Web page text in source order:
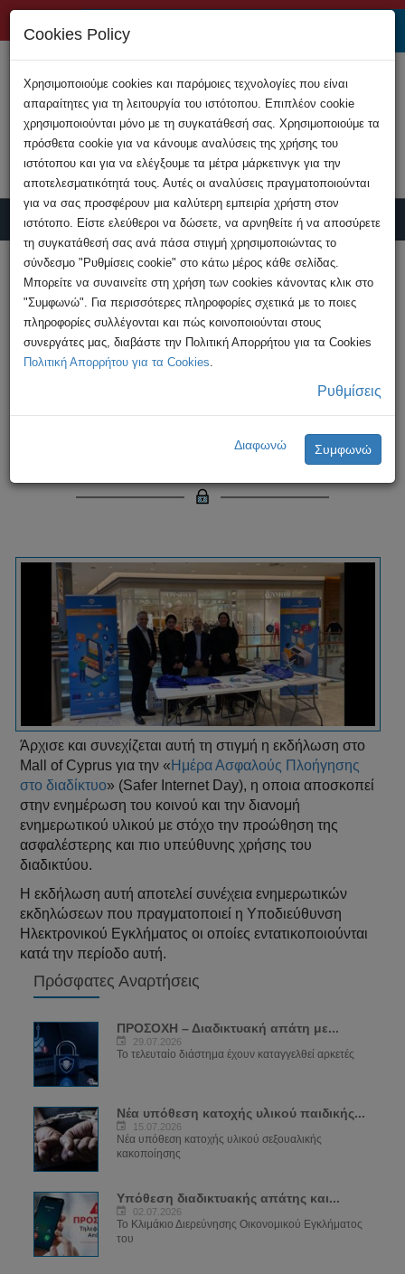
Υποβολή Καταγγελίας
HOME
Ανακοινώσεις
Ημέρα Ασφαλούς Πλοήγησης στο διαδίκτυο
2023
Ημέρα Ασφαλούς Πλοήγησης στο
διαδίκτυο 2023
Άρχισε και συνεχίζεται αυτή τη στιγμή η εκδήλωση στο
Mall of Cyprus για την « Ημέρα Ασφαλούς Πλοήγησης
στο διαδίκτυο» (Safer Internet Day), η οποια αποσκοπεί
στην ενημέρωση του κοινού και την διανομή
ενημερωτικού υλικού με στόχο την προώθηση της
ασφαλέστερης και πιο υπεύθυνης χρήσης του
διαδικτύου.
Η εκδήλωση αυτή αποτελεί συνέχεια ενημερωτικών
εκδηλώσεων που πραγματοποιεί η Υποδιεύθυνση
Ηλεκτρονικού Εγκλήματος οι οποίες εντατικοποιούνται
κατά την περίοδο αυτή.
Πρόσφατες Αναρτήσεις
ΠΡΟΣΟΧΗ – Διαδικτυακή απάτη με...
29.07.2026
Το τελευταίο διάστημα έχουν καταγγελθεί αρκετές
Νέα υπόθεση κατοχής υλικού παιδικής...
15.07.2026
Νέα υπόθεση κατοχής υλικού σεξουαλικής
κακοποίησης
Υπόθεση διαδικτυακής απάτης και...
02.07.2026
Το Κλιμάκιο Διερεύνησης Οικονομικού Εγκλήματος
του
Cookies Policy
Χρησιμοποιούμε cookies και παρόμοιες τεχνολογίες που είναι
απαραίτητες για τη λειτουργία του ιστότοπου. Επιπλέον cookie
χρησιμοποιούνται μόνο με τη συγκατάθεσή σας. Χρησιμοποιούμε τα
πρόσθετα cookie για να κάνουμε αναλύσεις της χρήσης του
ιστότοπου και για να ελέγξουμε τα μέτρα μάρκετινγκ για την
αποτελεσματικότητά τους. Αυτές οι αναλύσεις πραγματοποιούνται
για να σας προσφέρουν μια καλύτερη εμπειρία χρήστη στον
ιστότοπο. Είστε ελεύθεροι να δώσετε, να αρνηθείτε ή να αποσύρετε
τη συγκατάθεσή σας ανά πάσα στιγμή χρησιμοποιώντας το
σύνδεσμο "Ρυθμίσεις cookie" στο κάτω μέρος κάθε σελίδας.
Μπορείτε να συναινείτε στη χρήση των cookies κάνοντας κλικ στο
"Συμφωνώ". Για περισσότερες πληροφορίες σχετικά με το ποιες
πληροφορίες συλλέγονται και πώς κοινοποιούνται στους
συνεργάτες μας, διαβάστε την Πολιτική Απορρήτου για τα Cookies
Πολιτική Απορρήτου για τα Cookies.
Ρυθμίσεις
Διαφωνώ Συμφωνώ